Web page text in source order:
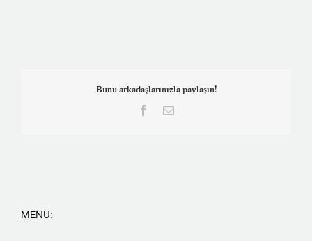
Bunu arkadaşlarınızla paylaşın!
Facebook
E-
MENÜ: